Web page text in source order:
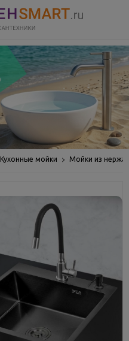
Кухонные мойки Мойки из